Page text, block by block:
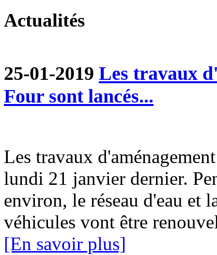
Actualités
25-01-2019 Les travaux
Four sont lancés...
Les travaux
lundi 21 janvier dernier.
environ, le réseau d'eau et
véhicules vont être
[En savoir plus]